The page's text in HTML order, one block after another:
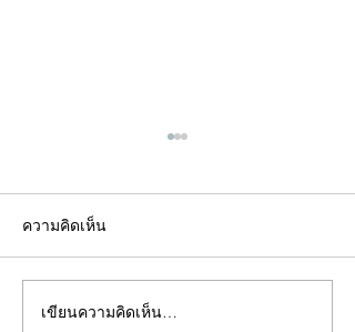
คอลัมน์"จับชีพจรวงการ
ความคิดเห็น
เขียนความคิดเห็น…